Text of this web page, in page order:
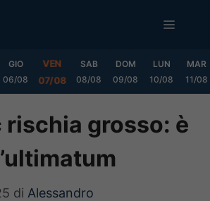
MENU
GIO
06/08
VEN
07/08
SAB
08/08
DOM
09/08
LUN
10/08
MAR
11/08
rischia grosso: è
di Alessandro